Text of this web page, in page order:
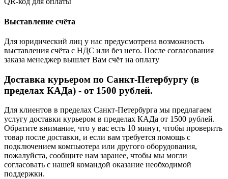
Выставление счёта
Для юридический лиц у нас предусмотрена возможность
выставления счёта с НДС или без него. После согласования
заказа менеджер вышлет Вам счёт на оплату
Доставка курьером по Санкт-Петербургу (в
пределах КАДа) - от 1500 рублей.
Для клиентов в пределах Санкт-Петербурга мы предлагаем
услугу доставки курьером в пределах КАДа от 1500 рублей.
Обратите внимание, что у вас есть 10 минут, чтобы проверить
товар после доставки, и если вам требуется помощь с
подключением компьютера или другого оборудования,
пожалуйста, сообщите нам заранее, чтобы мы могли
согласовать с нашей командой оказание необходимой
поддержки.